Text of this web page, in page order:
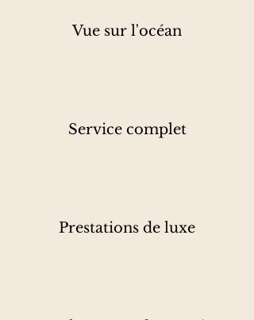
Vue sur l'océan
Service complet
Prestations de luxe